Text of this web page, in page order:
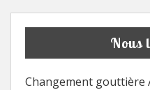
Nous
Changement gouttière